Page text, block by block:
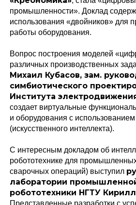
промышленности». Доклад
использования «двойников» для
работы оборудования.
Вопрос построения моделей
различных производственных
Михаил Кубасов, зам.
симбиотического
Института
создает виртуальные
и оборудования с
(искусственного интеллекта).
С интересным докладом об
робототехнике для
сварочных операций) выступил
лаборатории
робототехники НГТУ